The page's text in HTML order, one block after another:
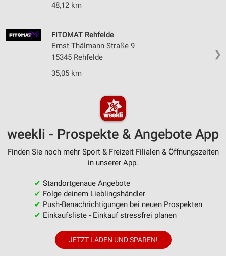
48,12 km
❯
FITOMAT Rehfelde
Ernst-Thälmann-Straße 9
15345 Rehfelde
35,05 km
weekli - Prospekte & Angebote App
Finden Sie noch mehr Sport & Freizeit Filialen & Öffnungszeiten
in unserer App.
✔ Standortgenaue Angebote
✔ Folge deinem Lieblingshändler
✔ Push-Benachrichtigungen bei neuen Prospekten
✔ Einkaufsliste - Einkauf stressfrei planen
JETZT LADEN UND SPAREN!